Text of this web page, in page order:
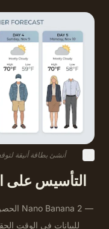
أنشئ بطاقة أنيقة
التأسيس على